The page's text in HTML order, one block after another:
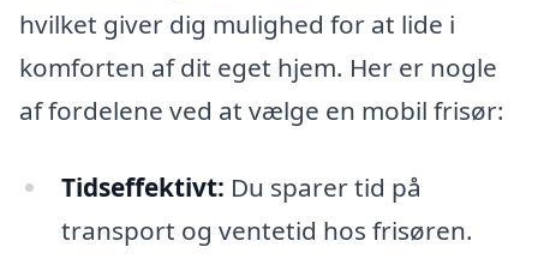
hvilket giver dig mulighed for at lide i
komforten af dit eget hjem. Her er nogle
af fordelene ved at vælge en mobil frisør:
Tidseffektivt: Du sparer tid på
transport og ventetid hos frisøren.